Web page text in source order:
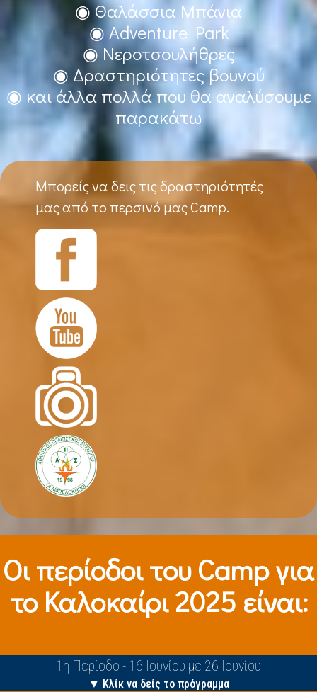
◉ Θαλάσσια Μπάνια
◉ Adventure Park
◉ Νεροτσουλήθρες
◉ Δραστηριότητες βουνού
◉ και άλλα πολλά που θα αναλύσουμε
παρακάτω
Μπορείς να δεις τις δραστηριότητές
μας από το περσινό μας Camp.
Οι περίοδοι τoυ Camp για
το Καλοκαίρι 2025 είναι:
1η Περίοδο - 16 Ιουνίου με 26 Ιουνίου
▼ Κλίκ να δείς το πρόγραμμα